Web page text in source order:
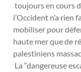
toujours en cours
l’Occident n’a rien
mobiliser pour
haute mer que de
palestiniens
La “dangereuse